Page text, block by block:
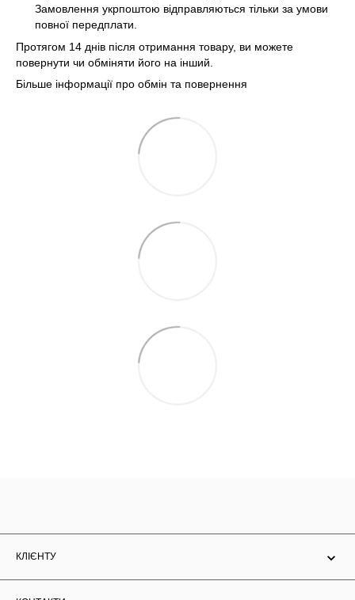
Замовлення укрпоштою відправляються тільки за умови
повної передплати.
Протягом 14 днів після отримання товару, ви можете
повернути чи обміняти його на інший.
Більше інформації про обмін та повернення
КЛІЄНТУ